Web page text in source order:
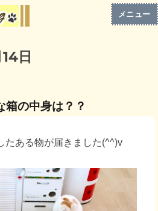
メニュー
日
箱の中身は？？
たある物が届きました(^^)v